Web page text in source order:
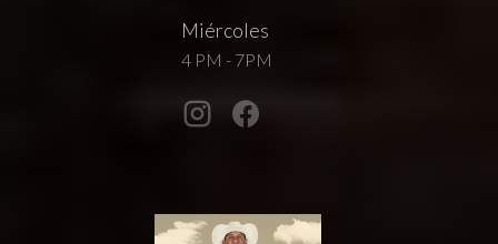
Miércoles
4 PM - 7PM